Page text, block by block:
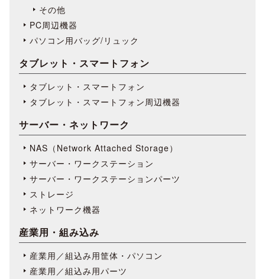
その他
PC周辺機器
パソコン用バッグ/リュック
タブレット・スマートフォン
タブレット・スマートフォン
タブレット・スマートフォン周辺機器
サーバー・ネットワーク
NAS（Network Attached Storage）
サーバー・ワークステーション
サーバー・ワークステーションパーツ
ストレージ
ネットワーク機器
産業用・組み込み
産業用／組込み用筐体・パソコン
産業用／組込み用パーツ